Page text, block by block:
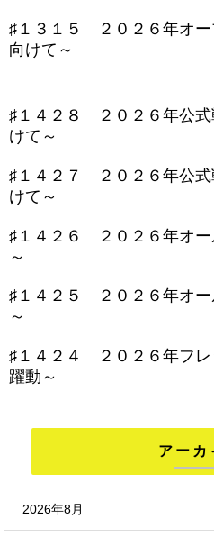
♯１３１５ ２０２６年オ
向けて～
♯１４２８ ２０２６年公
けて～
♯１４２７ ２０２６年公
けて～
♯１４２６ ２０２６年オ
～
♯１４２５ ２０２６年オ
～
♯１４２４ ２０２６年フ
躍動～
アーカ
2026年8月